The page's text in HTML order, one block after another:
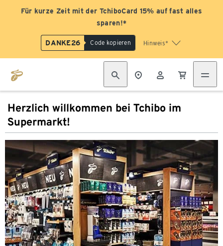
Für kurze Zeit mit der TchiboCard 15% auf fast alles
sparen!*
DANKE26 Code kopieren Hinweis*
Herzlich willkommen bei Tchibo im
Supermarkt!